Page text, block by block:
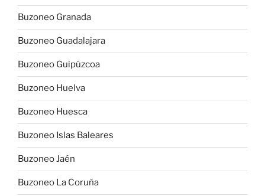
Buzoneo Granada
Buzoneo Guadalajara
Buzoneo Guipúzcoa
Buzoneo Huelva
Buzoneo Huesca
Buzoneo Islas Baleares
Buzoneo Jaén
Buzoneo La Coruña